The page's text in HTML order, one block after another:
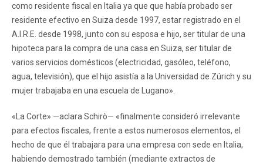
como residente fiscal en Italia ya que que había probado ser
residente efectivo en Suiza desde 1997, estar registrado en el
A.I.R.E. desde 1998, junto con su esposa e hijo, ser titular de una
hipoteca para la compra de una casa en Suiza, ser titular de
varios servicios domésticos (electricidad, gasóleo, teléfono,
agua, televisión), que el hijo asistía a la Universidad de Zúrich y su
mujer trabajaba en una escuela de Lugano».
«La Corte» —aclara Schirò— «finalmente consideró irrelevante
para efectos fiscales, frente a estos numerosos elementos, el
hecho de que él trabajara para una empresa con sede en Italia,
habiendo demostrado también (mediante extractos de